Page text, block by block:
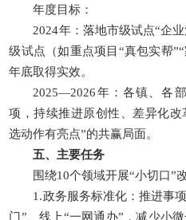
年度目标：
2024年：落地市级试点“企
级试点（如重点项目“真包实帮
年底取得实效。
2025—2026年：各镇、各
项，持续推进原创性、差异化
选动作有亮点”的共赢局面。
五、主要任务
围绕10个领域开展“小切口”
1.政务服务标准化：推进事
门”、线上“一网通办”，减少小